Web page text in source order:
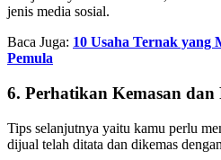
jenis media sosial.
Baca Juga: 10 Usaha Ternak
Pemula
6. Perhatikan Kemasan dan
Tips selanjutnya yaitu kamu perlu
dijual telah ditata dan dikemas